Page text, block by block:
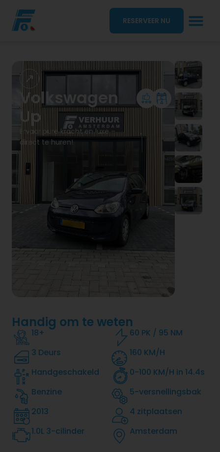
RESERVEER NU
Volkswagen
Up
Ervaar pure kracht en luxe –
direct te huren!
Handig om te weten
18+
3 Deurs
Handgeschakeld
Benzine
2013
1.0L 3-cilinder
60 PK / 95 NM
160 KM/H
0-100 KM/H in 14.4s
5-versnellingsbak
4 zitplaatsen
Amsterdam